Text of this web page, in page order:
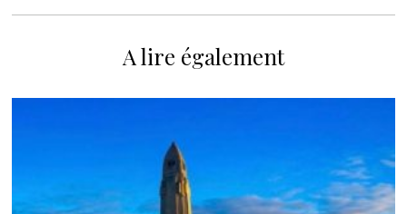
A lire également